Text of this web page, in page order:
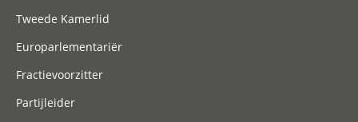
Tweede Kamerlid
Europarlementariër
Fractievoorzitter
Partijleider